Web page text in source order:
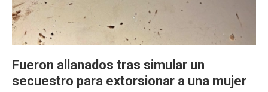
Fueron allanados tras simular un
secuestro para extorsionar a una mujer